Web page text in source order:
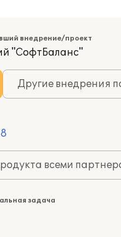
внедрение/проект
"СофтБаланс"
Другие внедрения
всеми
задача